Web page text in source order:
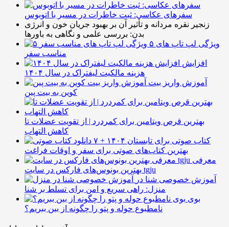
سفرهای عکاسی: ثبت خاطرات در مسیر با اتوبوس
زنجیر نقره مردانه و تأثیر آن بر بهبود جریان خون و انرژی
بدن: بررسی علمی و نگاهی به باورها
۵ ویژگی لپ تاپ های
مناسب سفر
افزایش
هزینه مالکیت لیفتراک در سال ۱۴۰۴
آموزش واریز بیت
کوین به بیت پین
بهترین قرص ویتامین برای کمردرد | از تقویت عضلات تا
کاهش التهاب
۷ کتاب صوتی برای تابستان ۱۴۰۴ +
بهترین کتاب‌های صوتی برای سفر و اوقات فراغت
معرفی
بهترین بونوس‌های فارکس در سایت tgju
آموزش خصوصی شنا در
منزل: راهی سریع و امن برای تسلط بر شنا
بوی
نامطبوع حوله و پتو را چگونه از بین ببریم؟